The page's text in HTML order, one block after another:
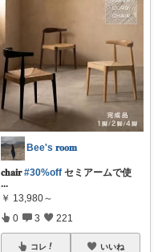
Bee's 𝐫𝐨𝐨𝐦
𝐜𝐡𝐚𝐢𝐫#30%off セミアームで使
...
￥ 13,980～
0 3 221
コレ いいね